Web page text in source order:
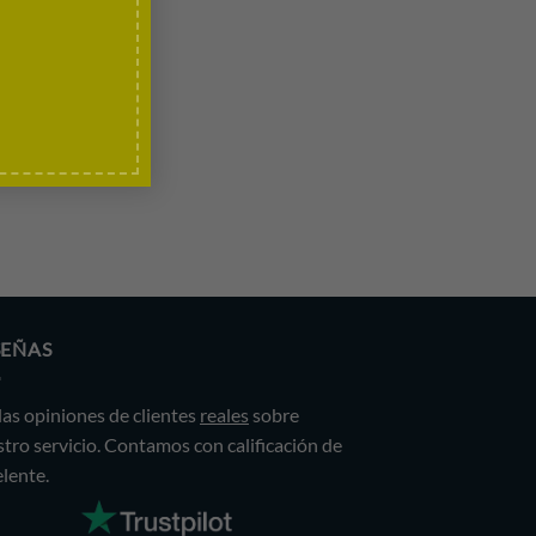
opiniones de clientes reales sobre
servicio. Contamos con calificación de